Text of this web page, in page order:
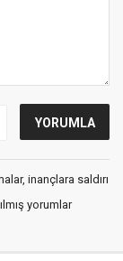
inançlara saldırı
yorumlar